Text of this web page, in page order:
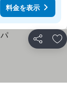
料金を表示
シェア お